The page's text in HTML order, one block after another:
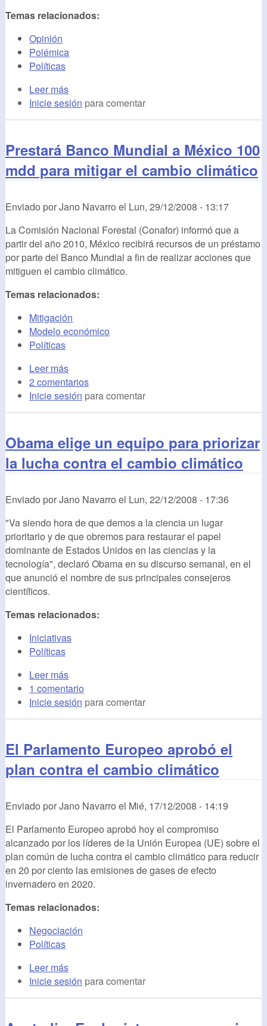
Temas relacionados:
Opinión
Polémica
Políticas
Leer más
Inicie sesión para comentar
Prestará Banco Mundial a México 100
mdd para mitigar el cambio climático
Enviado porJano Navarro el Lun, 29/12/2008 - 13:17
La Comisión Nacional Forestal (Conafor) informó que a
partir del año 2010, México recibirá recursos de un préstamo
por parte del Banco Mundial a fin de realizar acciones que
mitiguen el cambio climático.
Temas relacionados:
Mitigación
Modelo económico
Políticas
Leer más
2 comentarios
Inicie sesión para comentar
Obama elige un equipo para priorizar
la lucha contra el cambio climático
Enviado porJano Navarro el Lun, 22/12/2008 - 17:36
"Va siendo hora de que demos a la ciencia un lugar
prioritario y de que obremos para restaurar el papel
dominante de Estados Unidos en las ciencias y la
tecnología", declaró Obama en su discurso semanal, en el
que anunció el nombre de sus principales consejeros
científicos.
Temas relacionados:
Iniciativas
Políticas
Leer más
1 comentario
Inicie sesión para comentar
El Parlamento Europeo aprobó el
plan contra el cambio climático
Enviado porJano Navarro el Mié, 17/12/2008 - 14:19
El Parlamento Europeo aprobó hoy el compromiso
alcanzado por los líderes de la Unión Europea (UE) sobre el
plan común de lucha contra el cambio climático para reducir
en 20 por ciento las emisiones de gases de efecto
invernadero en 2020.
Temas relacionados:
Negociación
Políticas
Leer más
Inicie sesión para comentar